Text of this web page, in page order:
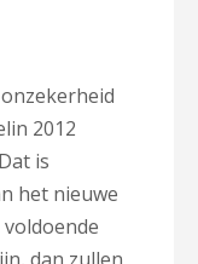
2012
is
het nieuwe